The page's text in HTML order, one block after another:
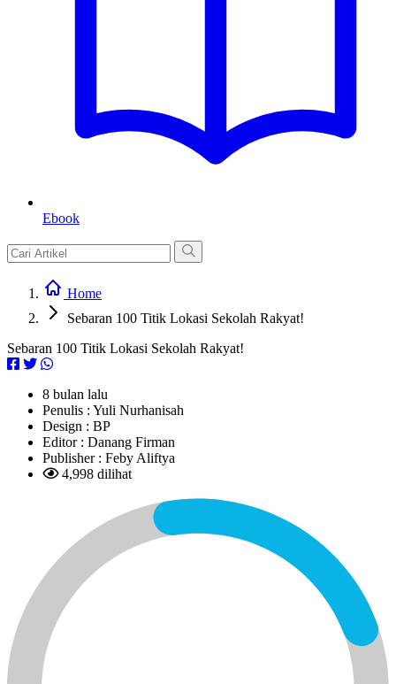
Ebook
Home
Sebaran 100 Titik Lokasi Sekolah Rakyat!
Sebaran 100 Titik Lokasi Sekolah Rakyat!
8 bulan lalu
Penulis : Yuli Nurhanisah
Design : BP
Editor : Danang Firman
Publisher : Feby Aliftya
4,998 dilihat